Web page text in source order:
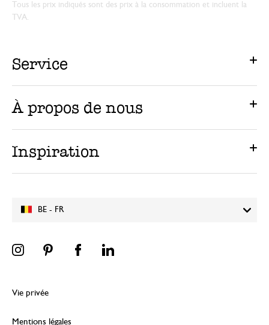
BE - FR
Tous les prix indiqués sont des prix à la consommation et incluent la
TVA.
Service
À propos de nous
Inspiration
Vie privée
Mentions légales